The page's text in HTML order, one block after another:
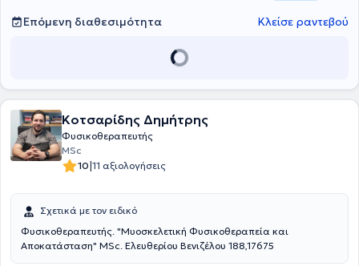
Επόμενη διαθεσιμότητα Κλείσε ραντεβού
Κοτσαρίδης Δημήτρης
Φυσικοθεραπευτής
MSc
10|11 αξιολογήσεις
Σχετικά με τον ειδικό
Φυσικοθεραπευτής. "Μυοσκελετική Φυσικοθεραπεία και
Αποκατάσταση" MSc. Ελευθερίου Βενιζέλου 188,17675